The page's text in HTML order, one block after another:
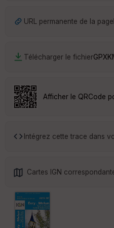
URL permanente de la page
Télécharger le fichierGPX
Afficher le QRCode
Intégrez cette trace dans
Cartes IGN